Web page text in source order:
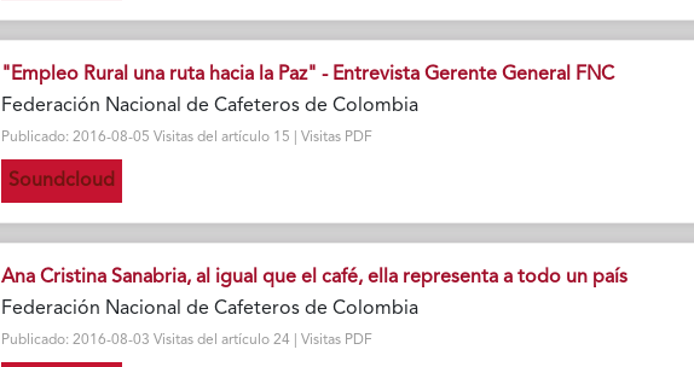
"Empleo Rural una ruta hacia la Paz" - Entrevista Gerente General FNC
Federación Nacional de Cafeteros de Colombia
Publicado: 2016-08-05 Visitas del artículo 15 | Visitas PDF
Soundcloud
Ana Cristina Sanabria, al igual que el café, ella representa a todo un país
Federación Nacional de Cafeteros de Colombia
Publicado: 2016-08-03 Visitas del artículo 24 | Visitas PDF